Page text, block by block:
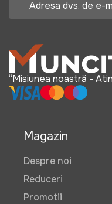
“Misiunea noastră -
Magazin
Despre noi
Reduceri
Promotii